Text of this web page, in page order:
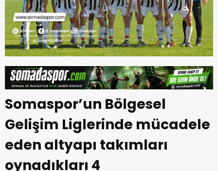
Somaspor’un Bölgesel
Gelişim Liglerinde mücadele
eden altyapı takımları
oynadıkları 4